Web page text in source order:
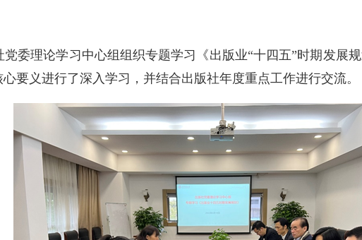
党委理论学习中心组组织专题学习《出版业“十四五”时期发展
要义进行了深入学习，并结合出版社年度重点工作进行交流。